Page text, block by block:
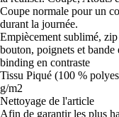
Coupe normale pour un
durant la journée.
Empiècement sublimé,
bouton, poignets et bande
binding en contraste
Tissu Piqué (100 %
g/m2
Nettoyage de l'article
Afin de garantir les plus